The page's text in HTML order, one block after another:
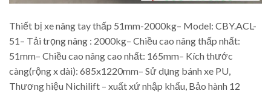
Thiết bị xe nâng tay thấp 51mm-2000kg– Model: CBY.ACL-
51– Tải trọng nâng : 2000kg– Chiều cao nâng thấp nhất:
51mm– Chiều cao nâng cao nhất: 165mm– Kích thước
càng(rộng x dài): 685x1220mm– Sử dụng bánh xe PU,
Thương hiệu Nichilift – xuất xứ nhập khẩu, Bảo hành 12